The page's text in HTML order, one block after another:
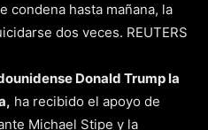
condena hasta mañana, la
dos veces. REUTERS
Donald Trump la
ha recibido el apoyo de
Michael Stipe y la